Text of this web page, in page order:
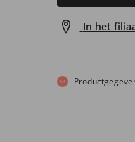
In het